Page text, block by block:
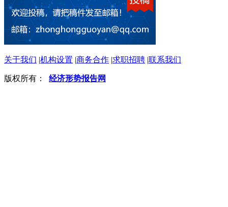
关于我们 |机构设置 |商务合作 |求职招聘 |联系我们
版权所有： 经济形势报告网